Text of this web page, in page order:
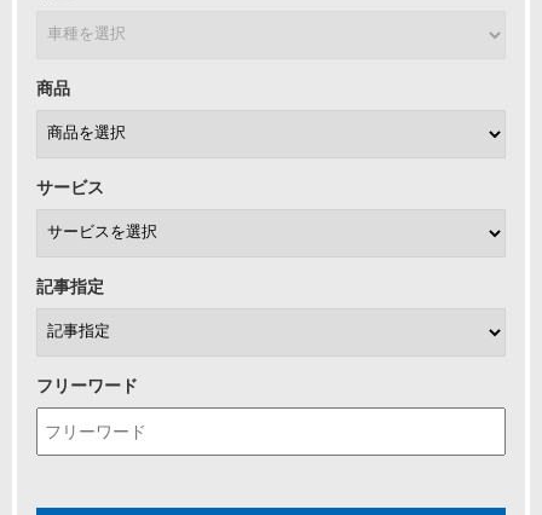
商品
サービス
記事指定
フリーワード